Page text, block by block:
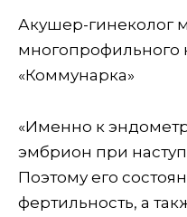
Акушер-гинеколог
многопрофильного
«Коммунарка»
«Именно к
эмбрион при
Поэтому его
фертильность, а